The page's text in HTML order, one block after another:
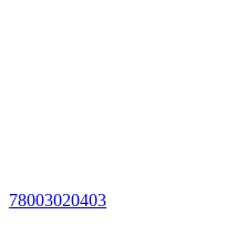
78003020403